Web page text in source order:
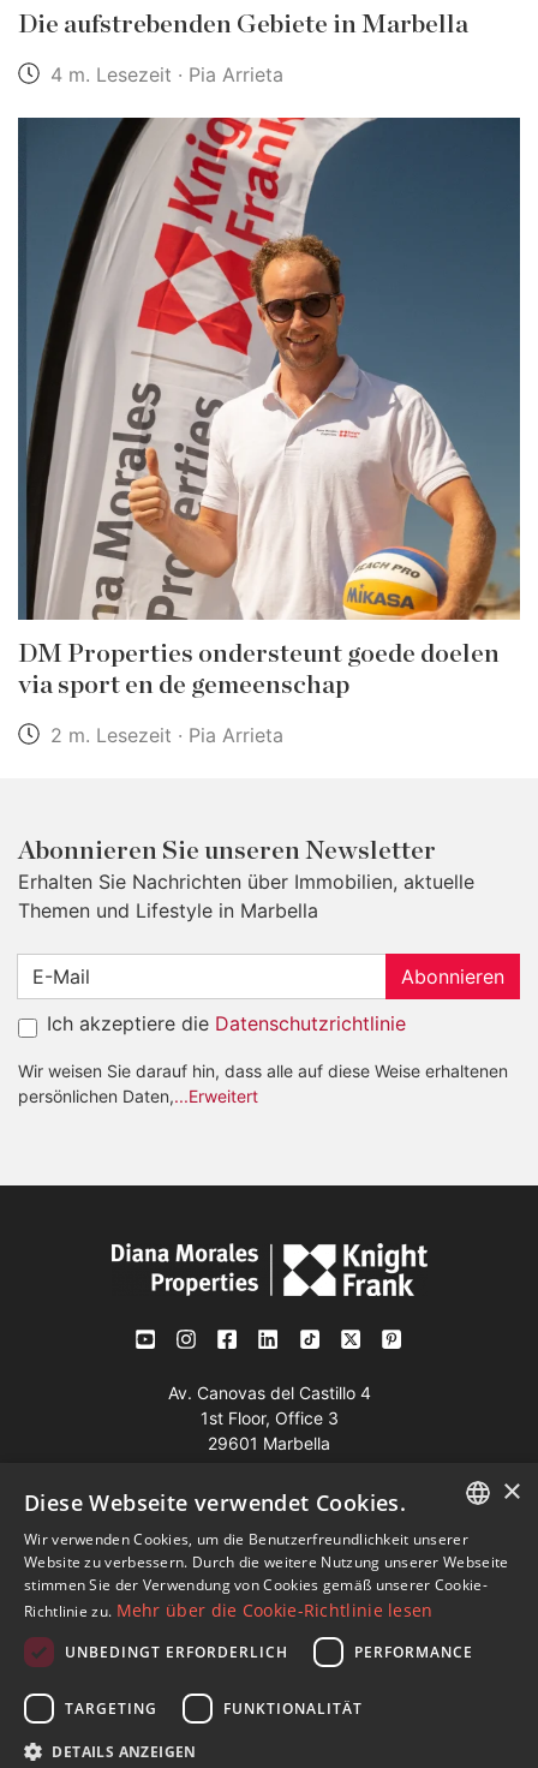
Die aufstrebenden Gebiete in Marbella
4 m. Lesezeit · Pia Arrieta
DM Properties ondersteunt goede doelen
via sport en de gemeenschap
2 m. Lesezeit · Pia Arrieta
Abonnieren Sie unseren Newsletter
Erhalten Sie Nachrichten über Immobilien, aktuelle
Themen und Lifestyle in Marbella
Abonnieren
Ich akzeptiere die Datenschutzrichtlinie
Wir weisen Sie darauf hin, dass alle auf diese Weise erhaltenen
persönlichen Daten,...Erweitert
Av. Canovas del Castillo 4
1st Floor, Office 3
29601 Marbella
Tel:+34 952 765 138
Mob:+34 601 636 766
Whatsapp:+34 952 765 138
info@dmproperties.com
© Copyright 1989 - 2026 Diana Morales Properties Knight
ENGLISH
SPANISH
×
Diese Webseite verwendet Cookies.
Wir verwenden Cookies, um die Benutzerfreundlichkeit unserer
Website zu verbessern. Durch die weitere Nutzung unserer Webseite
stimmen Sie der Verwendung von Cookies gemäß unserer Cookie-
Richtlinie zu. Mehr über die Cookie-Richtlinie lesen
UNBEDINGT ERFORDERLICH PERFORMANCE
TARGETING FUNKTIONALITÄT
DETAILS ANZEIGEN